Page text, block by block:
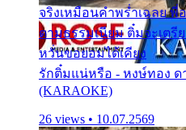
จริงเหมือนคำพร่ำเฉลย
ตามธรรมเนียม ติ๋มจะเตรี
หวั่นขอยอมได้เคียง
รักติ๋มแน่หรือ - หงษ์ทอง ด
(KARAOKE)
26 views • 10.07.2569